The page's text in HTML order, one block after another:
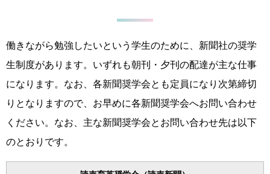
働きながら勉強したいという学生のために、新聞社の奨学
生制度があります。いずれも朝刊・夕刊の配達が主な仕事
になります。なお、各新聞奨学会とも定員になり次第締切
りとなりますので、お早めに各新聞奨学会へお問い合わせ
ください。なお、主な新聞奨学会とお問い合わせ先は以下
のとおりです。